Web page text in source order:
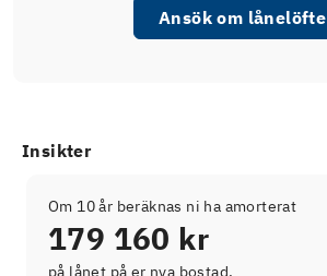
Ansök om lånelöfte
Insikter
Om 10 år beräknas ni ha amorterat
179 160 kr